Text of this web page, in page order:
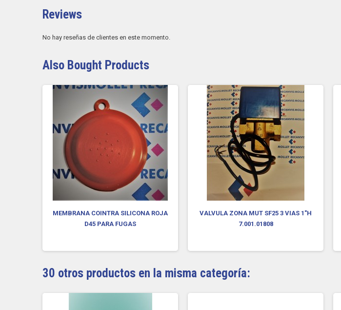
Reviews
No hay reseñas de clientes en este momento.
Also Bought Products
MEMBRANA COINTRA SILICONA ROJA
D45 PARA FUGAS
VALVULA ZONA MUT SF25 3 VIAS 1"H
7.001.01808
30 otros productos en la misma categoría: